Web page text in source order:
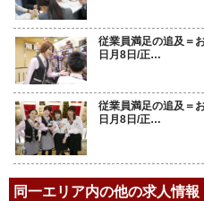
従業員満足の追及＝
日月8日/正…
従業員満足の追及＝
日月8日/正…
同一エリア内の他の求人情報